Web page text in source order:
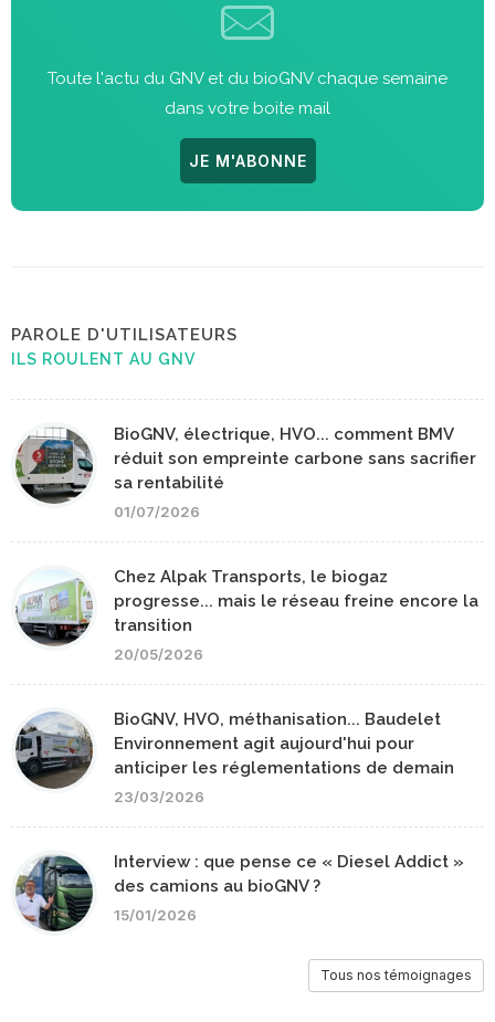
Toute l'actu du GNV et du bioGNV chaque semaine
dans votre boite mail
JE M'ABONNE
PAROLE D'UTILISATEURS
ILS ROULENT AU GNV
BioGNV, électrique, HVO... comment BMV
réduit son empreinte carbone sans sacrifier
sa rentabilité
01/07/2026
Chez Alpak Transports, le biogaz
progresse... mais le réseau freine encore la
transition
20/05/2026
BioGNV, HVO, méthanisation... Baudelet
Environnement agit aujourd'hui pour
anticiper les réglementations de demain
23/03/2026
Interview : que pense ce « Diesel Addict »
des camions au bioGNV ?
15/01/2026
Tous nos témoignages